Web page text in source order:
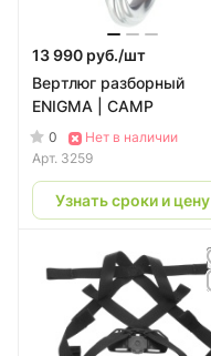
13 990 руб./шт
Вертлюг разборный
ENIGMA | CAMP
0
Нет в наличии
Арт. 3259
Узнать сроки и цену